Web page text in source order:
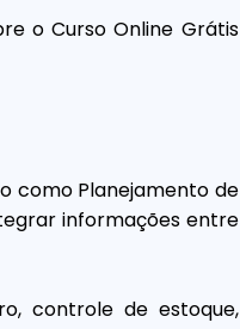
o Curso Online Grátis
como Planejamento de
informações entre
controle de estoque,